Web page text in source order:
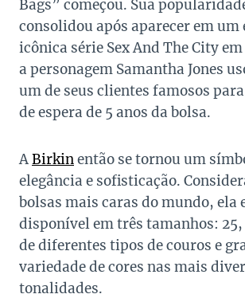
Bags” começou. Sua
consolidou após aparecer em um
icônica série Sex And The City
a personagem Samantha Jones
um de seus clientes famosos
de espera de 5 anos da bolsa.
ABirkinentão se tornou um
elegância e sofisticação.
bolsas mais caras do mundo, ela
disponível em três tamanhos: 25,
de diferentes tipos de couros e
variedade de cores nas mais
tonalidades.